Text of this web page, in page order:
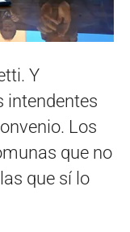
Y
intendentes
Los
que no
que sí lo